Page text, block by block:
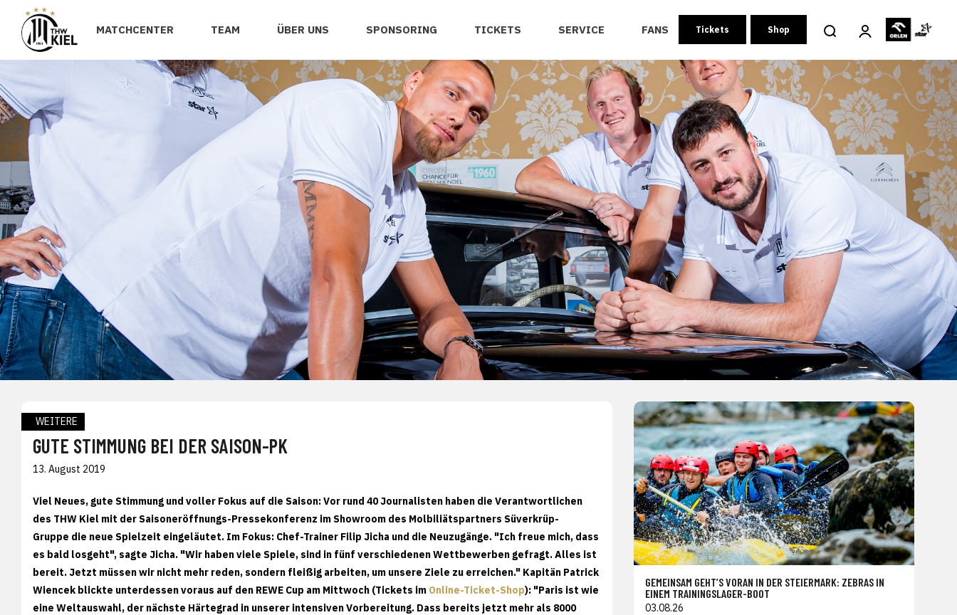
MATCHCENTER TEAM ÜBER UNS SPONSORING TICKETS SERVICE FANS Tickets Shop
WEITERE
GUTE STIMMUNG BEI DER SAISON-PK
13. August 2019
Viel Neues, gute Stimmung und voller Fokus auf die Saison: Vor rund 40 Journalisten haben die Verantwortlichen
des THW Kiel mit der Saisoneröffnungs-Pressekonferenz im Showroom des Molbiliätspartners Süverkrüp-
Gruppe die neue Spielzeit eingeläutet. Im Fokus: Chef-Trainer Filip Jicha und die Neuzugänge. "Ich freue mich, dass
es bald losgeht", sagte Jicha. "Wir haben viele Spiele, sind in fünf verschiedenen Wettbewerben gefragt. Alles ist
bereit. Jetzt müssen wir nicht mehr reden, sondern fleißig arbeiten, um unsere Ziele zu erreichen." Kapitän Patrick
Wiencek blickte unterdessen voraus auf den REWE Cup am Mittwoch (Tickets im Online-Ticket-Shop): "Paris ist wie
eine Weltauswahl, der nächste Härtegrad in unserer intensiven Vorbereitung. Dass bereits jetzt mehr als 8000
GEMEINSAM GEHT’S VORAN IN DER STEIERMARK: ZEBRAS IN
EINEM TRAININGSLAGER-BOOT
03.08.26